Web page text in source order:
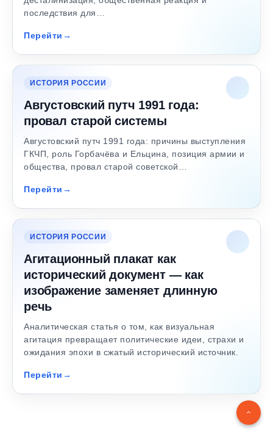
последствия для…
Перейти
ИСТОРИЯ РОССИИ
Августовский путч 1991 года:
провал старой системы
Августовский путч 1991 года: причины выступления
ГКЧП, роль Горбачёва и Ельцина, позиция армии и
общества, провал старой советской…
Перейти
ИСТОРИЯ РОССИИ
Агитационный плакат как
исторический документ — как
изображение заменяет длинную
речь
Аналитическая статья о том, как визуальная
агитация превращает политические идеи, страхи и
ожидания эпохи в сжатый исторический источник.
Перейти